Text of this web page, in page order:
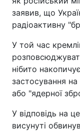
заявив, що
радіоактивну
У той час
нібито
застосування на
або "ядерної
У відповідь на
висунуті